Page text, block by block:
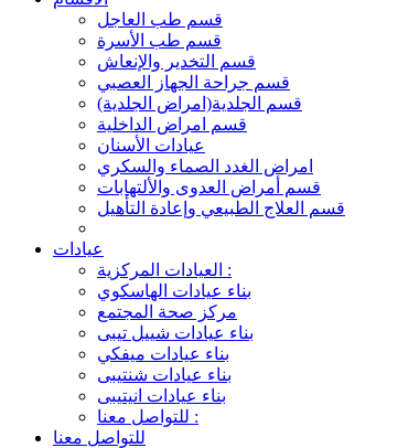
قسم طب العاجل
قسم طب الأسرة
قسم التخدير والإنعاش
قسم جراحة الجهاز العصبي
قسم الجلدية(امراض الجلدية)
قسم امراض الداخلية
عيادات الأسنان
امراض الغدد الصماء والسكري
قسم أمراض العدوى والألتهابات
قسم العلاج الطبيعي وإعادة التأهيل
عيادات
العيادات المركزية :
بناء عيادات الهاسكوي
مركز صحة المجتمع
بناء عيادات شييل تيبى
بناء عيادات ميفكي
بناء عيادات شنتيبى
بناء عيادات انيتيبى
للتواصل معنا :
للتواصل معنا